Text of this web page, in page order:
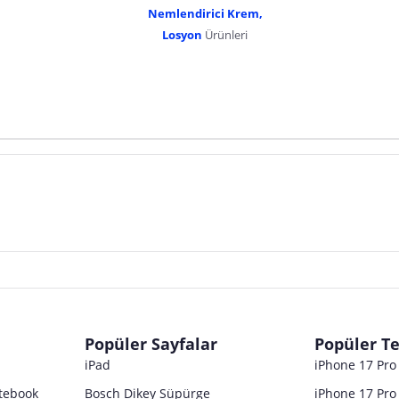
Pazarama, bu içeriklerden dolayı herhangi bir sorumluluk kabul etmemektedir.
Nemlendirici Krem,
Losyon Ürünleri
Popüler Sayfalar
iPad
Bosch Dikey Süpürge
Popüler
iPhone 17
iPhone 17 Pro